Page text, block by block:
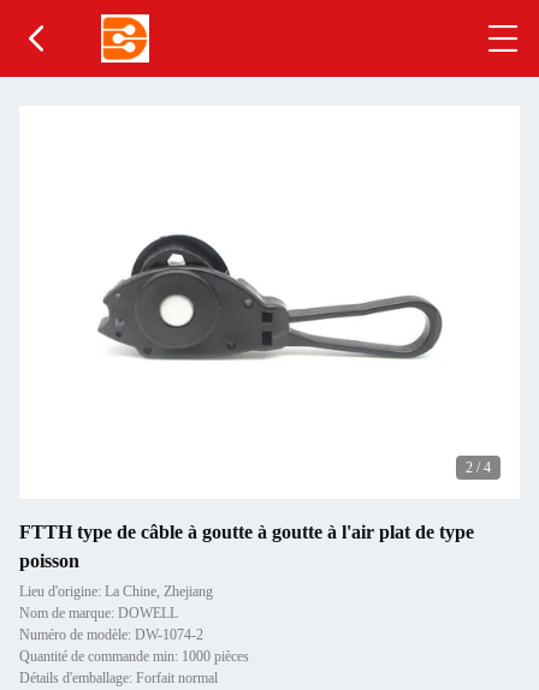
3 / 4
FTTH type de câble à goutte à goutte à l'air plat de type
poisson
Lieu d'origine: La Chine, Zhejiang
Nom de marque: DOWELL
Numéro de modèle: DW-1074-2
Quantité de commande min: 1000 pièces
Détails d'emballage: Forfait normal